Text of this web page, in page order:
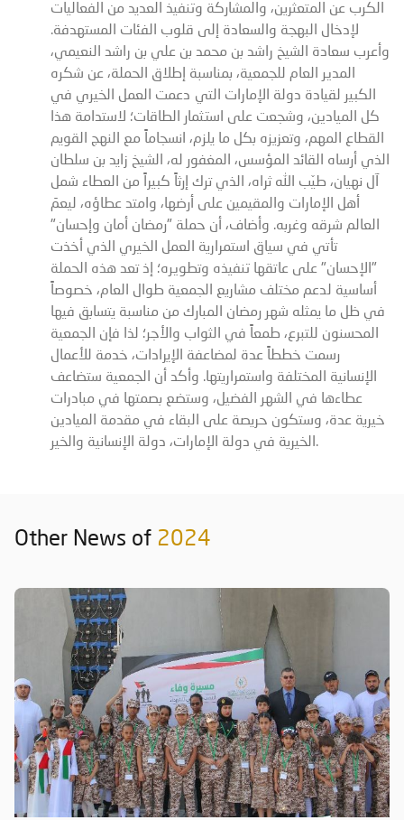
الكرب عن المتعثرين، والمشاركة وتنفيذ العديد من الفعاليات
لإدخال البهجة والسعادة إلى قلوب الفئات المستهدفة.
وأعرب سعادة الشيخ راشد بن محمد بن علي بن راشد النعيمي،
المدير العام للجمعية، بمناسبة إطلاق الحملة، عن شكره
الكبير لقيادة دولة الإمارات التي دعمت العمل الخيري في
كل الميادين، وشجعت على استثمار الطاقات؛ لاستدامة هذا
القطاع المهم، وتعزيزه بكل ما يلزم، انسجاماً مع النهج القويم
الذي أرساه القائد المؤسس، المغفور له، الشيخ زايد بن سلطان
آل نهيان، طيّب الله ثراه، الذي ترك إرثاً كبيراً من العطاء شمل
أهل الإمارات والمقيمين على أرضها، وامتد عطاؤه، ليعمَ
العالم شرقه وغربه. وأضاف، أن حملة "رمضان أمان وإحسان"
تأتي في سياق استمرارية العمل الخيري الذي أخذت
"الإحسان" على عاتقها تنفيذه وتطويره؛ إذ تعد هذه الحملة
أساسية لدعم مختلف مشاريع الجمعية طوال العام، خصوصاً
في ظل ما يمثله شهر رمضان المبارك من مناسبة يتسابق فيها
المحسنون للتبرع، طمعاً في الثواب والأجر؛ لذا فإن الجمعية
رسمت خططاً عدة لمضاعفة الإيرادات، خدمة للأعمال
الإنسانية المختلفة واستمراريتها. وأكد أن الجمعية ستضاعف
عطاءها في الشهر الفضيل، وستضع بصمتها في مبادرات
خيرية عدة، وستكون حريصة على البقاء في مقدمة الميادين
الخيرية في دولة الإمارات، دولة الإنسانية والخير.
Other News of 2024